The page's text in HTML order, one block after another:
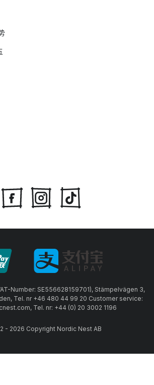
Number: SE556628159701), Stämpelvägen 3,
Tel. nr +46 480 44 99 20 Customer service:
Tel. nr: +44 (0) 20 3002 1196
- 2026 Copyright Nordic Nest AB